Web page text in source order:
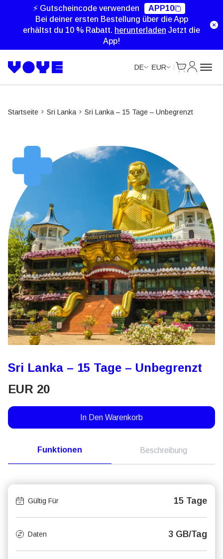
⚡ Gutscheincode verwenden
APP10
Bei deiner ersten Bestellung über die App
erhältst du 10 % Rabatt. herunterladen Jetzt die
App!
DE EUR
Startseite Sri Lanka Sri Lanka – 15 Tage – Unbegrenzt
Sri Lanka – 15 Tage – Unbegrenzt
EUR 20
In Den Warenkorb
Funktionen Beschreibung
Gültig Für 15 Tage
Daten 3 GB/Tag
Unlimited Data
Unlimited Data
Unlimited Data
Unlimited Data